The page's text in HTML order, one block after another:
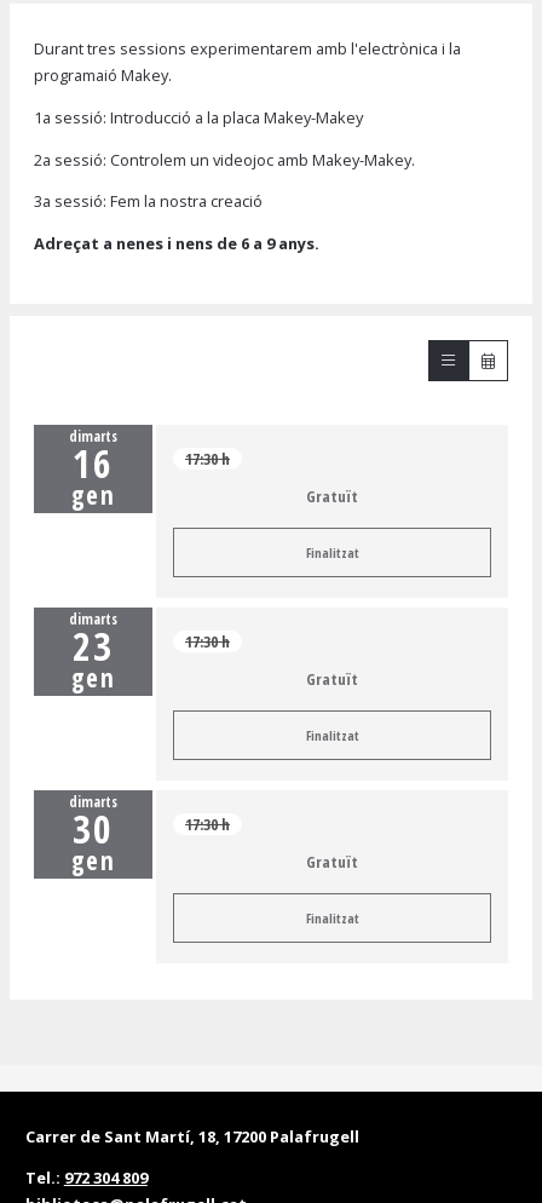
Durant tres sessions experimentarem amb l'electrònica i la
programaió Makey.
1a sessió: Introducció a la placa Makey-Makey
2a sessió: Controlem un videojoc amb Makey-Makey.
3a sessió: Fem la nostra creació
Adreçat a nenes i nens de 6 a 9 anys.
dimarts
16
gen
17:30 h
Gratuït
Finalitzat
dimarts
23
gen
17:30 h
Gratuït
Finalitzat
dimarts
30
gen
17:30 h
Gratuït
Finalitzat
Carrer de Sant Martí, 18, 17200 Palafrugell
Tel.: 972 304 809